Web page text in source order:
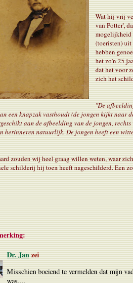
Wat hij vrij
van Potter',
mogelijkheid
(toeristen) uit
hebben
het zo'n 25
dat het voor
zich het
"De
een knapzak vasthoudt (de jongen kijkt naar
aan de afbeelding van de jongen,
herinneren natuurlijk. De jongen heeft een
zouden wij heel graag willen weten, waar
schilderij hij toen heeft nageschilderd. Een
Dr. Janzei
Misschien boeiend te vermelden dat mijn
was....